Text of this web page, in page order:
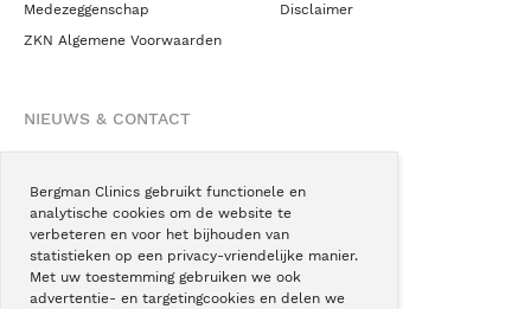
Bergman Clinics gebruikt functionele en
analytische cookies om de website te
verbeteren en voor het bijhouden van
statistieken op een privacy-vriendelijke manier.
Met uw toestemming gebruiken we ook
advertentie- en targetingcookies en delen we
Medezeggenschap
ZKN Algemene Voorwaarden
Disclaimer
NIEUWS & CONTACT
Blogs
Podcast
Pressroom
Instagram